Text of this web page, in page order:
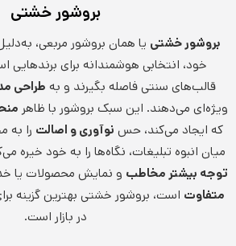
بروشور خشتی
بروشور خشتی یا همان بروشور مربعی،
خود، انتخابی هوشمندانه برای برندهایی
قالب‌های سنتی فاصله بگیرند و به طراحی
ویژه‌ای می‌دهند. این سبک بروشور با ظاهر
که ایجاد می‌کند، حس نوآوری و اصالت را به
میان انبوه تبلیغات، نگاه‌ها را به خود
توجه بیشتر مخاطب و نمایش محصولات یا
متفاوت است، بروشور خشتی بهترین گزینه
در بازار است.